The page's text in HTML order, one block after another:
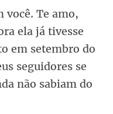
você. Te amo,
ela já tivesse
em setembro do
seguidores se
não sabiam do